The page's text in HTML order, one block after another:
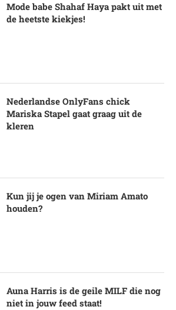
Mode babe Shahaf Haya pakt uit met
de heetste kiekjes!
Nederlandse OnlyFans chick
Mariska Stapel gaat graag uit de
kleren
Kun jij je ogen van Miriam Amato
houden?
Auna Harris is de geile MILF die nog
niet in jouw feed staat!